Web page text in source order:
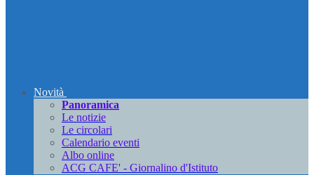
Novità
Panoramica
Le notizie
Le circolari
Calendario eventi
Albo online
ACG CAFE' - Giornalino d'Istituto